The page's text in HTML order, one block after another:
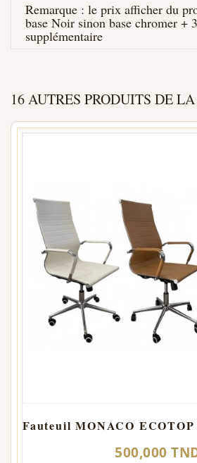
Remarque : le prix afficher du
base Noir sinon base chromer +
supplémentaire
16 AUTRES PRODUITS DE
500,000